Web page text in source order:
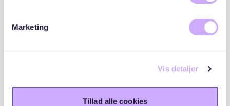
Marketing
Vis detaljer
Tillad alle cookies